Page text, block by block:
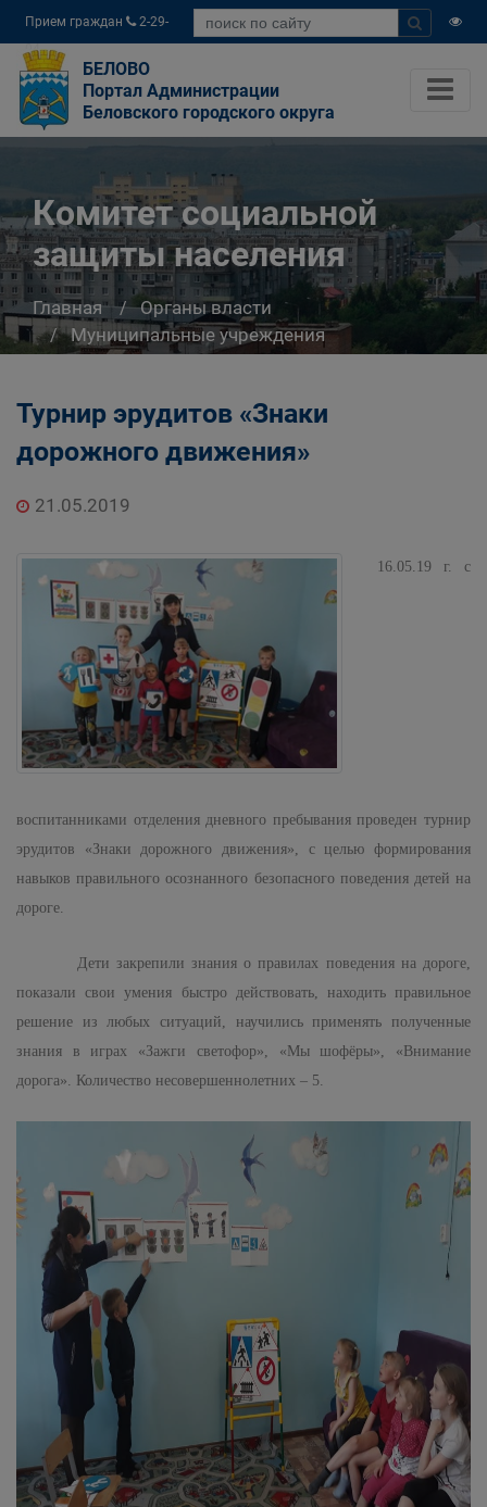
Прием граждан
2-29-
04
БЕЛОВО
Портал Администрации
Беловского городского округа
Комитет социальной
защиты населения
Главная
Органы власти
Муниципальные учреждения
Комитет социальной защиты населения
Турнир эрудитов «Знаки
дорожного движения»
21.05.2019
16.05.19 г. с
воспитанниками отделения дневного пребывания проведен турнир
эрудитов «Знаки дорожного движения», с целью формирования
навыков правильного осознанного безопасного поведения детей на
дороге.
Дети закрепили знания о правилах поведения на дороге,
показали своиумения быстро действовать, находить правильное
решение из любых ситуаций, научились применять полученные
знания в играх «Зажги светофор», «Мы шофёры», «Внимание
дорога». Количество несовершеннолетних – 5.